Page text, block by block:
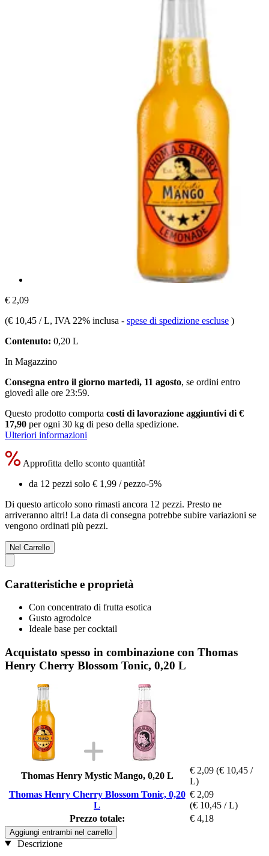
€ 2,09
(€ 10,45 / L, IVA 22% inclusa - spese di spedizione escluse )
Contenuto: 0,20 L
In Magazzino
Consegna entro il giorno martedì, 11 agosto, se ordini entro
giovedì alle ore 23:59.
Questo prodotto comporta costi di lavorazione aggiuntivi di €
17,90 per ogni 30 kg di peso della spedizione.
Ulteriori informazioni
Approfitta dello sconto quantità!
da 12 pezzi solo € 1,99 / pezzo-5%
Di questo articolo sono rimasti ancora 12 pezzi. Presto ne
arriveranno altri! La data di consegna potrebbe subire variazioni se
vengono ordinati più pezzi.
Nel Carrello
Caratteristiche e proprietà
Con concentrato di frutta esotica
Gusto agrodolce
Ideale base per cocktail
Acquistato spesso in combinazione con Thomas
Henry Cherry Blossom Tonic, 0,20 L
Thomas Henry Mystic Mango, 0,20 L
€ 2,09 (€ 10,45 /
L)
Thomas Henry Cherry Blossom Tonic, 0,20
L
€ 2,09
(€ 10,45 / L)
Prezzo totale:
€ 4,18
Aggiungi entrambi nel carrello
Descrizione